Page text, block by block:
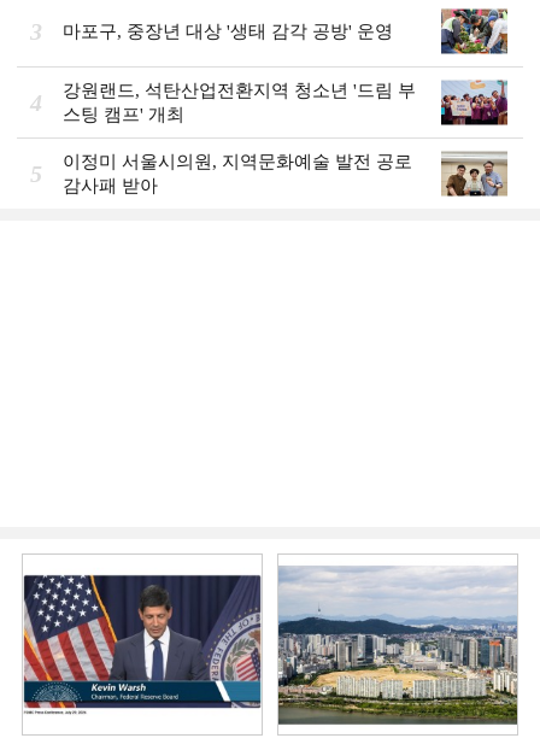
3 마포구, 중장년 대상 '생태 감각 공방' 운영
4
강원랜드, 석탄산업전환지역 청소년 '드림 부
스팅 캠프' 개최
5
이정미 서울시의원, 지역문화예술 발전 공로
감사패 받아